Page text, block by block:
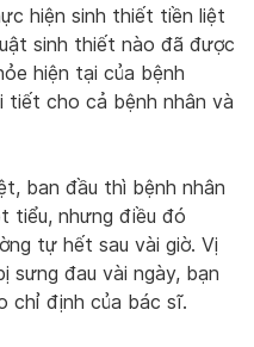
hiện sinh thiết tiền liệt
sinh thiết nào đã được
hiện tại của bệnh
tiết cho cả bệnh nhân và
ban đầu thì bệnh nhân
tiểu, nhưng điều đó
tự hết sau vài giờ. Vị
sưng đau vài ngày, bạn
chỉ định của bác sĩ.